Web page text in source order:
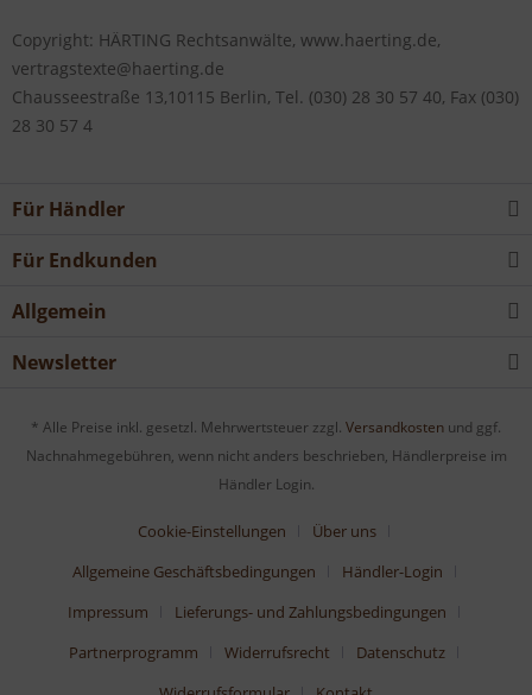
Copyright: HÄRTING Rechtsanwälte, www.haerting.de,
vertragstexte@haerting.de
Chausseestraße 13,10115 Berlin, Tel. (030) 28 30 57 40, Fax (030)
28 30 57 4
Für Händler
Für Endkunden
Allgemein
Newsletter
* Alle Preise inkl. gesetzl. Mehrwertsteuer zzgl. Versandkosten und ggf.
Nachnahmegebühren, wenn nicht anders beschrieben, Händlerpreise im
Händler Login.
Cookie-Einstellungen
Über uns
Allgemeine Geschäftsbedingungen
Händler-Login
Impressum
Lieferungs- und Zahlungsbedingungen
Partnerprogramm
Widerrufsrecht
Datenschutz